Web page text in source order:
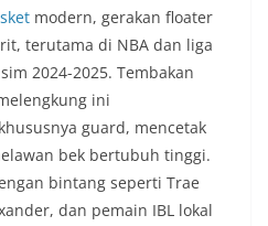
modern, gerakan floater
terutama di NBA dan liga
2024-2025. Tembakan
ini
guard, mencetak
bek bertubuh tinggi.
bintang seperti Trae
dan pemain IBL lokal